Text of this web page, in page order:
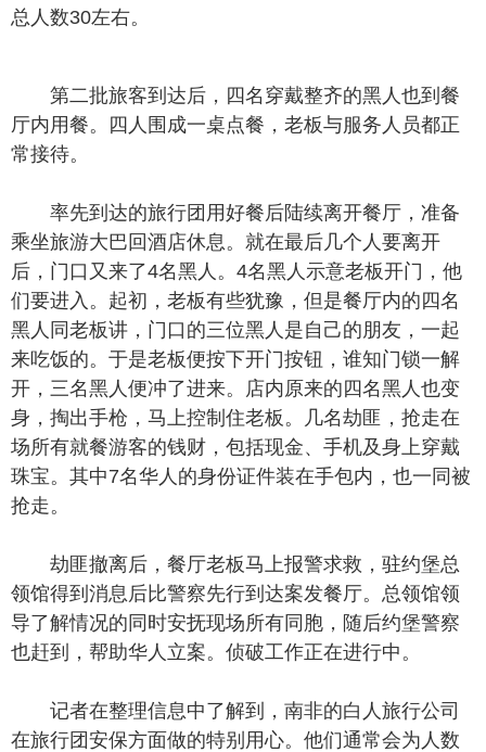
总人数30左右。
第二批旅客到达后，四名穿戴整齐的黑人也到餐
厅内用餐。四人围成一桌点餐，老板与服务人员都正
常接待。
率先到达的旅行团用好餐后陆续离开餐厅，准备
乘坐旅游大巴回酒店休息。就在最后几个人要离开
后，门口又来了4名黑人。4名黑人示意老板开门，他
们要进入。起初，老板有些犹豫，但是餐厅内的四名
黑人同老板讲，门口的三位黑人是自己的朋友，一起
来吃饭的。于是老板便按下开门按钮，谁知门锁一解
开，三名黑人便冲了进来。店内原来的四名黑人也变
身，掏出手枪，马上控制住老板。几名劫匪，抢走在
场所有就餐游客的钱财，包括现金、手机及身上穿戴
珠宝。其中7名华人的身份证件装在手包内，也一同被
抢走。
劫匪撤离后，餐厅老板马上报警求救，驻约堡总
领馆得到消息后比警察先行到达案发餐厅。总领馆领
导了解情况的同时安抚现场所有同胞，随后约堡警察
也赶到，帮助华人立案。侦破工作正在进行中。
记者在整理信息中了解到，南非的白人旅行公司
在旅行团安保方面做的特别用心。他们通常会为人数